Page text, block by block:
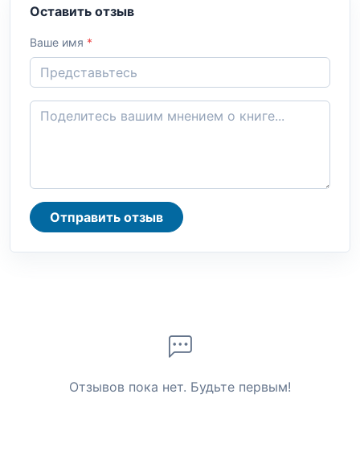
Оставить отзыв
Ваше имя *
Отправить отзыв
Отзывов пока нет. Будьте первым!